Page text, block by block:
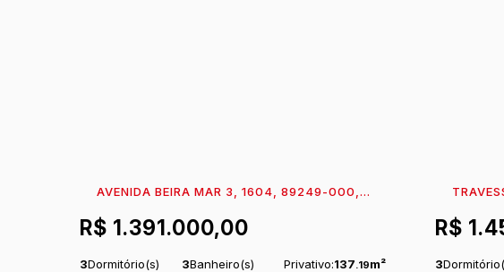
R$ 1.391.000,00
AVENIDA BEIRA MAR 3, 1604, 89249-000,
BRASIL
3Dormitório(s) 3Banheiro(s) Privativo:137.19m²
R$
SANTA
3